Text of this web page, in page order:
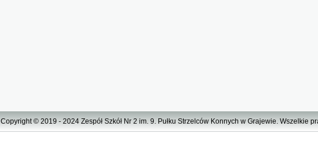
Copyright © 2019 - 2024 Zespół Szkół Nr 2 im. 9. Pułku Strzelców Konnych w Grajewie. Wszelkie